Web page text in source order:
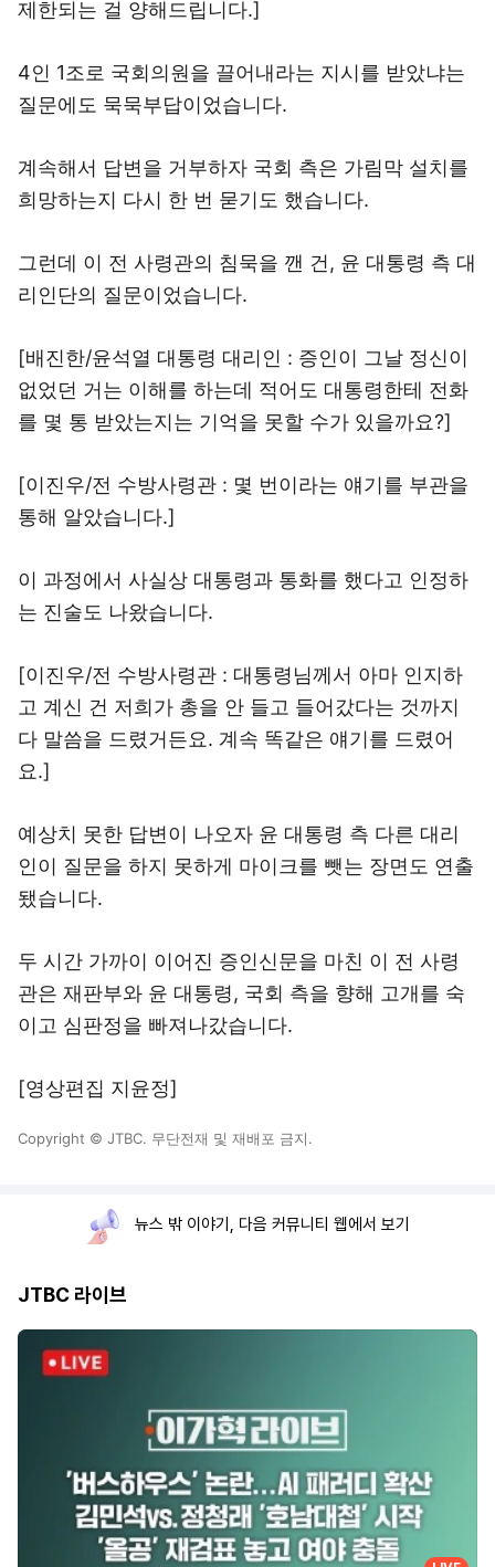
제한되는 걸 양해드립니다.]
4인 1조로 국회의원을 끌어내라는 지시를 받았냐는
질문에도 묵묵부답이었습니다.
계속해서 답변을 거부하자 국회 측은 가림막 설치를
희망하는지 다시 한 번 묻기도 했습니다.
그런데 이 전 사령관의 침묵을 깬 건, 윤 대통령 측 대
리인단의 질문이었습니다.
[배진한/윤석열 대통령 대리인 : 증인이 그날 정신이
없었던 거는 이해를 하는데 적어도 대통령한테 전화
를 몇 통 받았는지는 기억을 못할 수가 있을까요?]
[이진우/전 수방사령관 : 몇 번이라는 얘기를 부관을
통해 알았습니다.]
이 과정에서 사실상 대통령과 통화를 했다고 인정하
는 진술도 나왔습니다.
[이진우/전 수방사령관 : 대통령님께서 아마 인지하
고 계신 건 저희가 총을 안 들고 들어갔다는 것까지
다 말씀을 드렸거든요. 계속 똑같은 얘기를 드렸어
요.]
예상치 못한 답변이 나오자 윤 대통령 측 다른 대리
인이 질문을 하지 못하게 마이크를 뺏는 장면도 연출
됐습니다.
두 시간 가까이 이어진 증인신문을 마친 이 전 사령
관은 재판부와 윤 대통령, 국회 측을 향해 고개를 숙
이고 심판정을 빠져나갔습니다.
[영상편집 지윤정]
Copyright © JTBC. 무단전재 및 재배포 금지.
뉴스 밖 이야기, 다음 커뮤니티 웹에서 보기
JTBC 라이브